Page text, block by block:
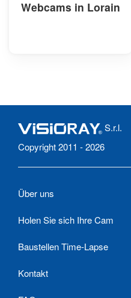
Webcams in Lorain
S.r.l.
Copyright 2011 - 2026
Über uns
Holen Sie sich Ihre Cam
Baustellen Time-Lapse
Kontakt